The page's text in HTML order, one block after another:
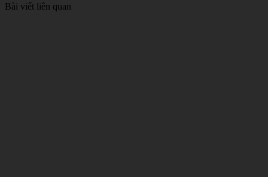
Bài viết liên quan